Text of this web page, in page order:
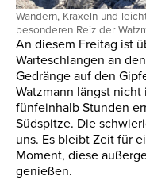
Wandern, Kraxeln und
besonderen Reiz der
An diesem Freitag ist
Warteschlangen an
Gedränge auf den
Watzmann längst
fünfeinhalb Stunden
Südspitze. Die
uns. Es bleibt Zeit für
Moment, diese
genießen.